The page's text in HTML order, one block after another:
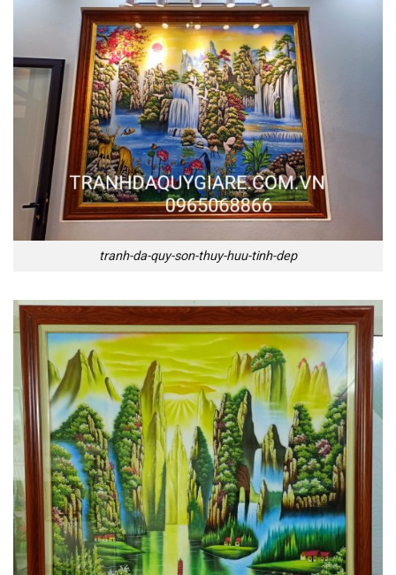
tranh-da-quy-son-thuy-huu-tinh-dep